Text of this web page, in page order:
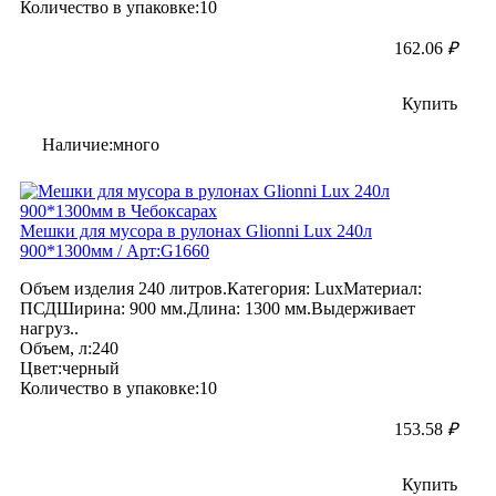
Количество в упаковке:10
162.06 ₽
Купить
Наличие:много
Мешки для мусора в рулонах Glionni Lux 240л
900*1300мм / Арт:G1660
Объем изделия 240 литров.Категория: LuxМатериал:
ПСДШирина: 900 мм.Длина: 1300 мм.Выдерживает
нагруз..
Объем, л:240
Цвет:черный
Количество в упаковке:10
153.58 ₽
Купить